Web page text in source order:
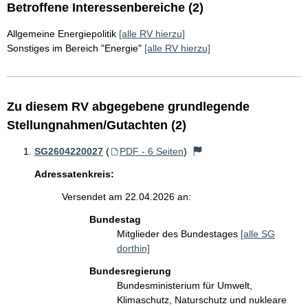
Betroffene Interessenbereiche (2)
Allgemeine Energiepolitik [alle RV hierzu]
Sonstiges im Bereich "Energie" [alle RV hierzu]
Zu diesem RV abgegebene grundlegende
Stellungnahmen/Gutachten (2)
SG2604220027 ( PDF - 6 Seiten)
Adressatenkreis:
Versendet am 22.04.2026 an:
Bundestag
Mitglieder des Bundestages [alle SG
dorthin]
Bundesregierung
Bundesministerium für Umwelt,
Klimaschutz, Naturschutz und nukleare